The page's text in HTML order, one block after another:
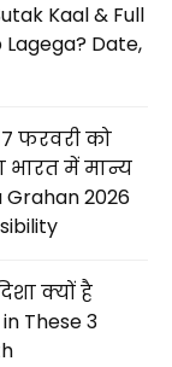
Kaal & Full
Date,
फरवरी को
भारत में मान्य
Grahan 2026
क्यों है
These 3